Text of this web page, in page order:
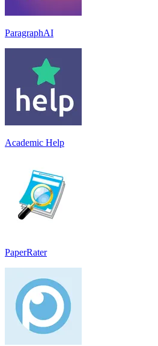
ParagraphAI
Academic Help
PaperRater